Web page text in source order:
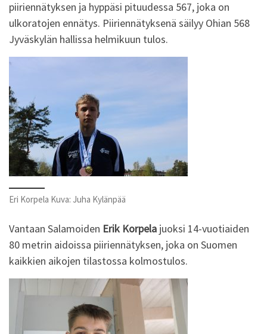
piiriennätyksen ja hyppäsi pituudessa 567, joka on
ulkoratojen ennätys. Piiriennätyksenä säilyy Ohian 568
Jyväskylän hallissa helmikuun tulos.
Eri Korpela Kuva: Juha Kylänpää
Vantaan Salamoiden Erik Korpela juoksi 14-vuotiaiden
80 metrin aidoissa piiriennätyksen, joka on Suomen
kaikkien aikojen tilastossa kolmostulos.